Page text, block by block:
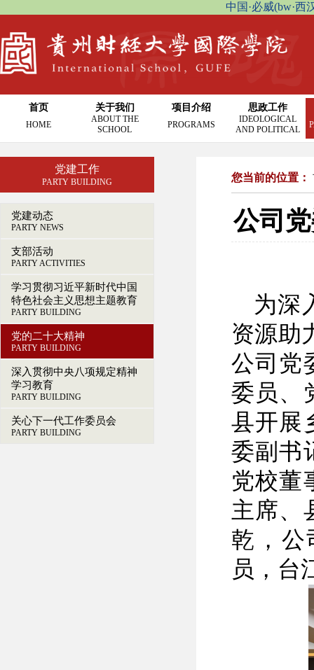
中国·必威(bw·西
首页
HOME
关于我们
ABOUT THE
SCHOOL
项目介绍
PROGRAMS
思政工作
IDEOLOGICAL
AND POLITICAL
党建工作
PARTY BUILDING
党建动态
PARTY NEWS
支部活动
PARTY ACTIVITIES
学习贯彻习近平新时代中国
特色社会主义思想主题教育
PARTY BUILDING
党的二十大精神
PARTY BUILDING
深入贯彻中央八项规定精神
学习教育
PARTY BUILDING
关心下一代工作委员会
PARTY BUILDING
您当前的位置：
公司
为深
资源助
公司党
委员、
县开展
委副书
党校董
主席、
乾，公
员，台